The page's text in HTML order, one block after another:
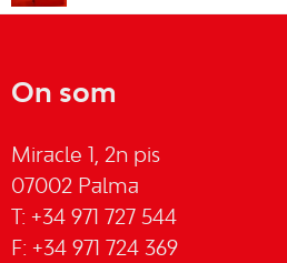
On som
Miracle 1, 2n pis
07002 Palma
T: +34 971 727 544
F: +34 971 724 369